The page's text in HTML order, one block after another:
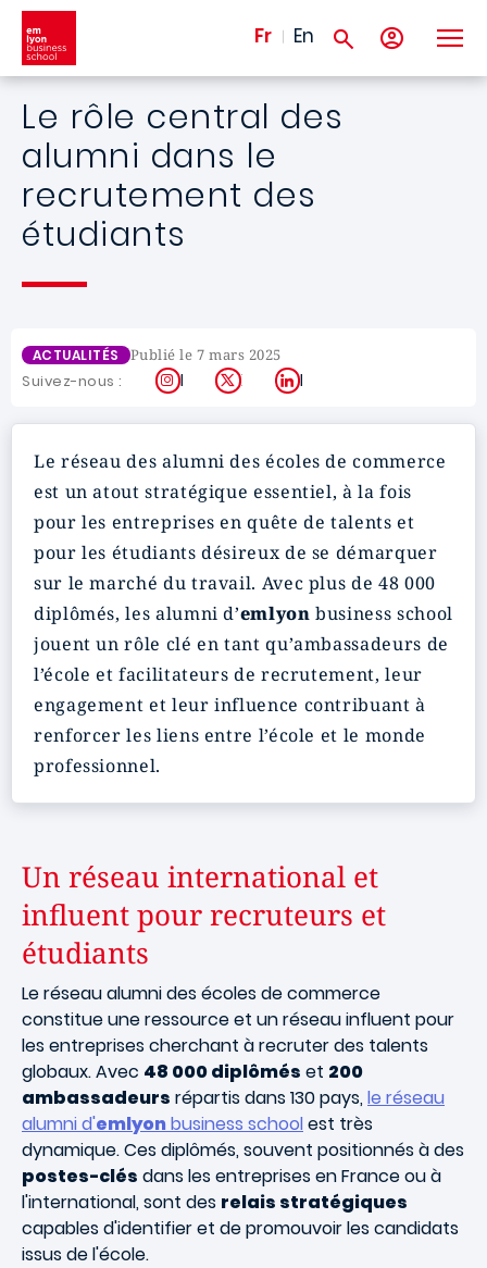
Aller au contenu principal
Fr En
Le rôle central des
alumni dans le
recrutement des
étudiants
ACTUALITÉS Publié le 7 mars 2025
Suivez-nous : Instagram
X LinkedIn
Le réseau des alumni des écoles de commerce
est un atout stratégique essentiel, à la fois
pour les entreprises en quête de talents et
pour les étudiants désireux de se démarquer
sur le marché du travail. Avec plus de 48 000
diplômés, les alumni d’emlyon business school
jouent un rôle clé en tant qu’ambassadeurs de
l’école et facilitateurs de recrutement, leur
engagement et leur influence contribuant à
renforcer les liens entre l’école et le monde
professionnel.
Un réseau international et
influent pour recruteurs et
étudiants
Le réseau alumni des écoles de commerce
constitue une ressource et un réseau influent pour
les entreprises cherchant à recruter des talents
globaux. Avec 48 000 diplômés et 200
ambassadeurs répartis dans 130 pays,le réseau
alumni d'emlyonbusiness school est très
dynamique. Ces diplômés, souvent positionnés à des
postes-clés dans les entreprises en France ou à
l'international, sont des relais stratégiques
capables d'identifier et de promouvoir les candidats
issus de l'école.